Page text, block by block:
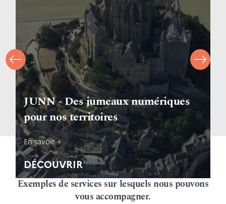
JUNN - Des jumeaux numériques
pour nos territoires
En savoir +
DÉCOUVRIR
Nos services
Exemples de services sur lesquels nous pouvons
vous accompagner.